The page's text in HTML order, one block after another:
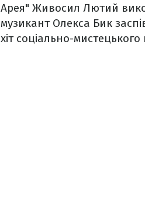
Арея" Живосил Лютий
музикант Олекса Бик
хіт соціально-мистецького